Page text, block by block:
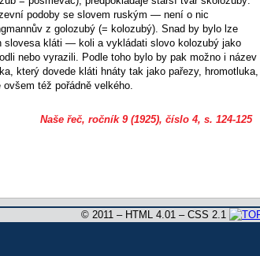
podoby se slovem ruským — není o nic
z golozubý (= kolozubý). Snad by bylo lze
slovesa kláti — koli a vykládati slovo kolozubý jako
nebo vyrazili. Podle toho bylo by pak možno i název
který dovede kláti hnáty tak jako pařezy, hromotluka,
též pořádně velkého.
Naše řeč, ročník 9 (1925), číslo 4, s. 124-125
© 2011 – HTML 4.01 – CSS 2.1